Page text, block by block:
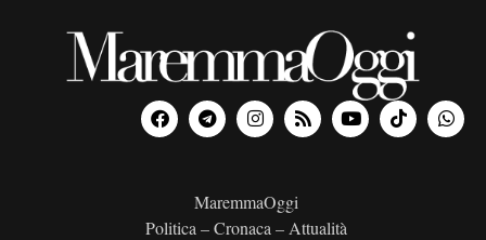
MaremmaOggi
Politica – Cronaca – Attualità